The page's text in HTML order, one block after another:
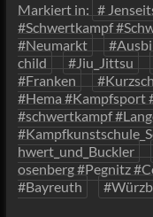
Markiert in: #
#Schwertkampf
#Neumarkt
child
#Jiu_Jittsu
#Franken
#Hema #Kampfsport
#schwertkampf
hwert_und_Buckler
osenberg #Pegnitz
#Bayreuth